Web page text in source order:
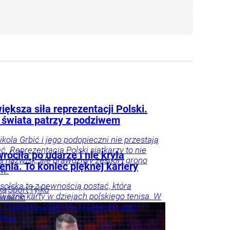
siła reprezentacji Polski.
patrzy z podziwem
Grbić i jego podopieczni nie przestają
Reprezentacja Polski siatkarzy to nie
nazwisk, ale prawdziwy zespół i grono
SportTylko
po udarze i nie kryła
To koniec pięknej kariery
to z pewnością postać, która
ważne karty w dziejach polskiego tenisa. W
7 sierpnia 2026 roku) rozegrała swój